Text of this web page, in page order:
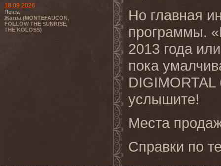
18.09.2026
Пенза
Жатва (MONTEFAUCON,
FOLLOW THE SUNRISE,
THE KOLOSS)
Но главная
программы.
2013 года
пока
DIGIMORTAL
услышите!
Места
Справки по